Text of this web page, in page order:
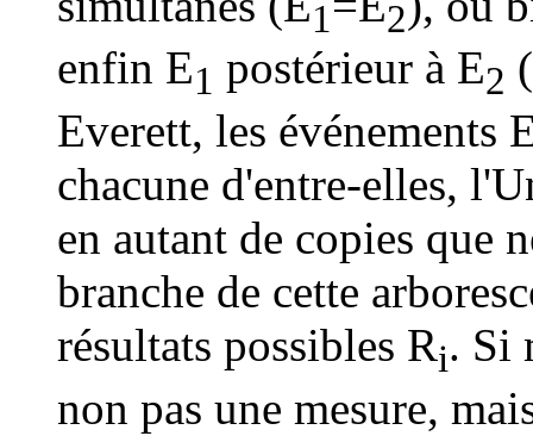
1 2
enfin E1 postérieur à E2
Everett, les événements
chacune d'entre-elles,
en autant de copies que
branche de cette
résultats possibles Ri. Si
non pas une mesure,